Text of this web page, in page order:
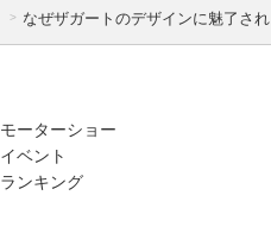
なぜザガートのデザインに魅了さ
モーターショー
イベント
ランキング